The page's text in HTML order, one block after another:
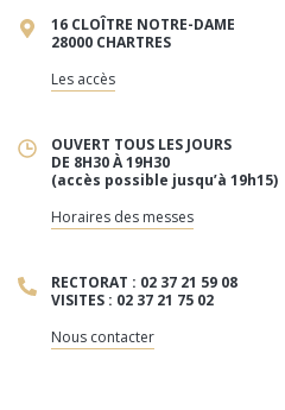
16 CLOÎTRE NOTRE-DAME
28000 CHARTRES
Les accès
OUVERT TOUS LES JOURS
DE 8H30 À 19H30
(accès possible jusqu’à 19h15)
Horaires des messes
RECTORAT : 02 37 21 59 08
VISITES : 02 37 21 75 02
Nous contacter